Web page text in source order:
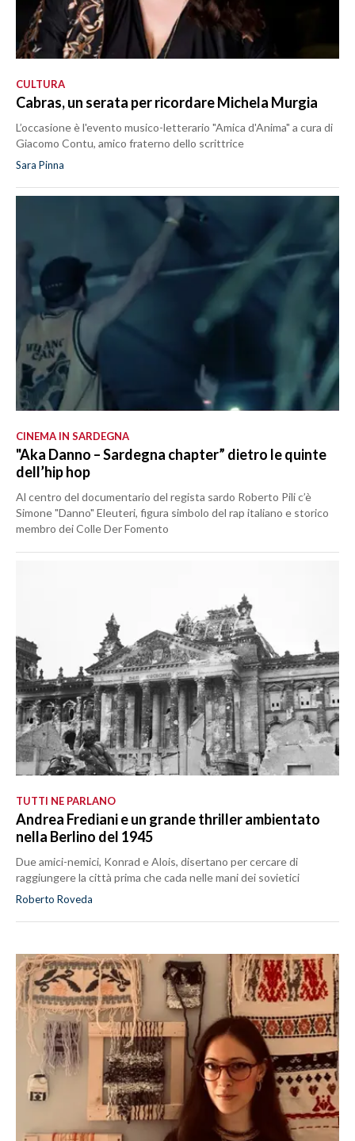
CULTURA
Cabras, un serata per ricordare Michela Murgia
L’occasione è l'evento musico-letterario "Amica d'Anima" a cura di
Giacomo Contu, amico fraterno dello scrittrice
Sara Pinna
CINEMA IN SARDEGNA
"Aka Danno – Sardegna chapter” dietro le quinte
dell’hip hop
Al centro del documentario del regista sardo Roberto Pili c’è
Simone "Danno" Eleuteri, figura simbolo del rap italiano e storico
membro dei Colle Der Fomento
TUTTI NE PARLANO
Andrea Frediani e un grande thriller ambientato
nella Berlino del 1945
Due amici-nemici, Konrad e Alois, disertano per cercare di
raggiungere la città prima che cada nelle mani dei sovietici
Roberto Roveda